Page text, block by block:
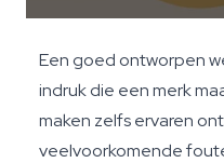
Een goed ontworpen
indruk die een merk
maken zelfs ervaren
veelvoorkomende